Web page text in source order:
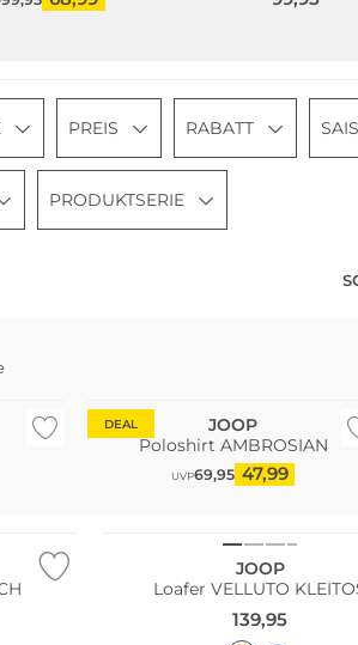
PREIS RABATT
PRODUKTSERIE
DEAL
JOOP
Poloshirt AMBROSIAN
UVP69,95 47,99
JOOP
Loafer VELLUTO
139,95